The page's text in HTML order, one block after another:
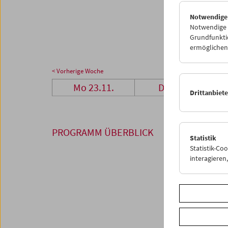
30
< Vorherige Woche
Mo 23.11. Di 24.11.
PROGRAMM ÜBERBLICK
Notwendige
Statistik
Statistik-